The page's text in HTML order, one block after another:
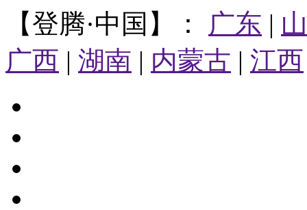
【登腾·中国】： 广东 |
广西 | 湖南 | 内蒙古 | 江西